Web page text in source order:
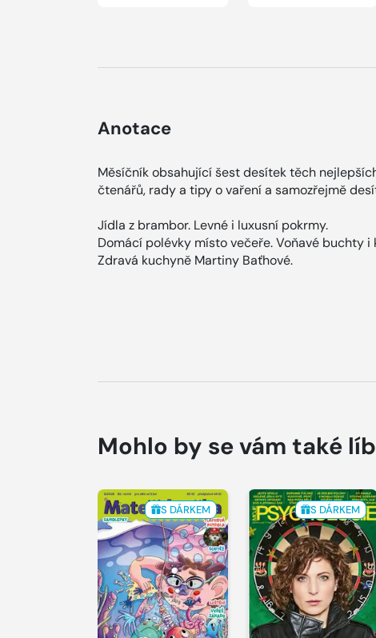
Anotace
Měsíčník obsahující šest desítek těch
čtenářů, rady a tipy o vaření a samozřejmě
Jídla z brambor. Levné i luxusní pokrmy.
Domácí polévky místo večeře. Voňavé buchty i
Zdravá kuchyně Martiny Baťhové.
Mohlo by se vám také
S DÁRKEM S DÁRKEM